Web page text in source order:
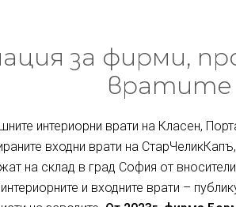
за фирми,
вратите
интериорни врати на Класен,
входни врати на
на склад в град София от
и входните врати –